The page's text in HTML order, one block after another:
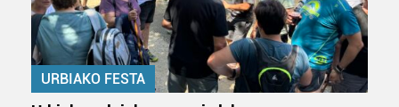
URBIAKO FESTA